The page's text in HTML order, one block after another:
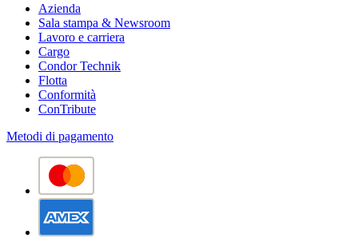
Azienda
Sala stampa & Newsroom
Lavoro e carriera
Cargo
Condor Technik
Flotta
Conformità
ConTribute
Metodi di pagamento